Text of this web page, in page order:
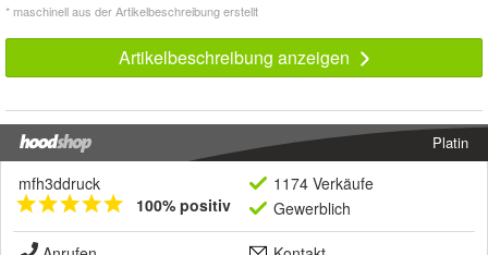
* maschinell aus der Artikelbeschreibung erstellt
Artikelbeschreibung anzeigen
Platin
mfh3ddruck
100% positiv
1174 Verkäufe
Gewerblich